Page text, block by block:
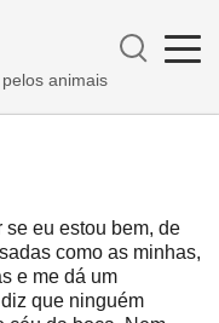
animais
se eu estou bem, de
como as minhas,
e me dá um
que ninguém